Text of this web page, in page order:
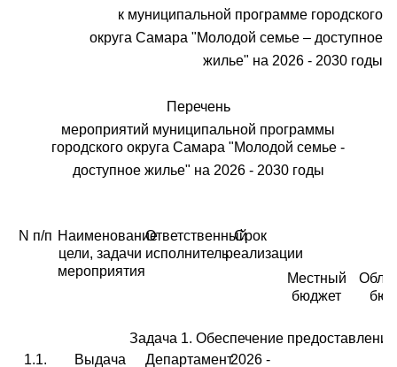
к муниципальной программе городского
округа Самара "Молодой семье – доступное
жилье" на 2026 - 2030 годы
Перечень
мероприятий муниципальной программы
городского округа Самара "Молодой семье -
доступное жилье" на 2026 - 2030 годы
N п/п Наименование
цели, задачи
мероприятия
Ответственный
исполнитель
Срок
реализации
Местный
бюджет
Задача 1. Обеспечение
1.1.
Выдача Департамент2026 -